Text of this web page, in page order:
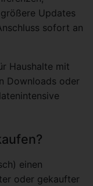
Updates
sofort an
Haushalte mit
Downloads oder
einen
oder gekaufter